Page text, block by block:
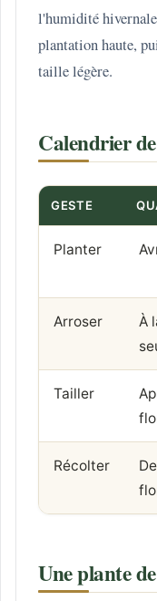
l'humidité
plantation haute,
taille légère.
Calendrier
GESTE
Planter
Arroser
À
Tailler
Récolter
Une plante